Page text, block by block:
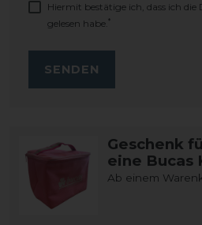
Hiermit bestätige ich, dass ich die
gelesen habe. *
SENDEN
Geschenk
eine Bucas
Ab einem